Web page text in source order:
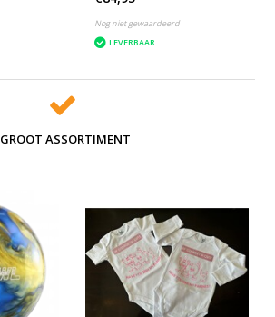
Nog niet gewaardeerd
LEVERBAAR
GROOT ASSORTIMENT